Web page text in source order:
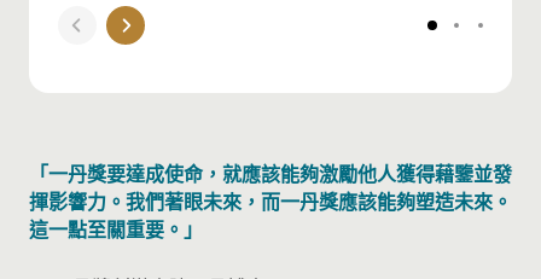
「一丹獎要達成使命，就應該能夠激勵他人獲得藉鑒並發
揮影響力。我們著眼未來，而一丹獎應該能夠塑造未來。
這一點至關重要。」